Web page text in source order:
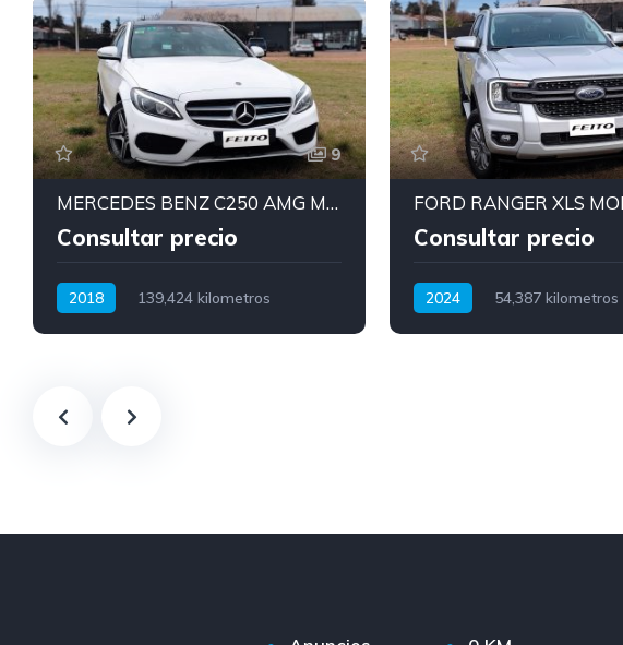
9
MERCEDES BENZ C250 AMG MODELO 2018
Consultar precio
2018
139,424 kilometros
Consultar precio
2024
54,387 kilometros